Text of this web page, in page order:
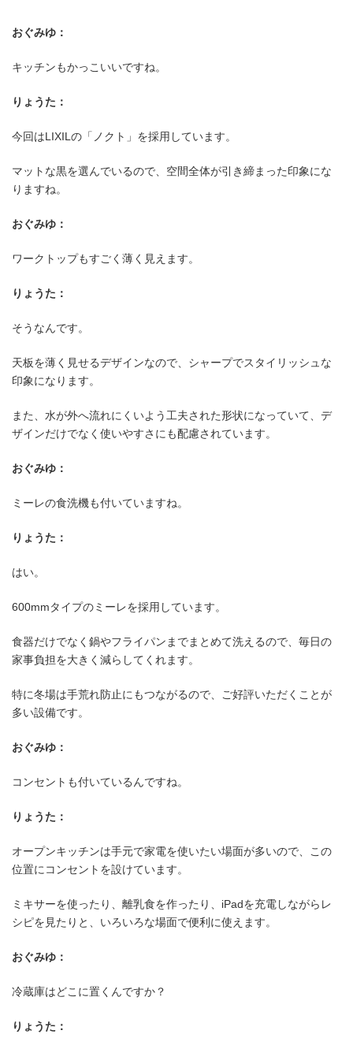
おぐみゆ：
キッチンもかっこいいですね。
りょうた：
今回はLIXILの「ノクト」を採用しています。
マットな黒を選んでいるので、空間全体が引き締まった印象にな
りますね。
おぐみゆ：
ワークトップもすごく薄く見えます。
りょうた：
そうなんです。
天板を薄く見せるデザインなので、シャープでスタイリッシュな
印象になります。
また、水が外へ流れにくいよう工夫された形状になっていて、デ
ザインだけでなく使いやすさにも配慮されています。
おぐみゆ：
ミーレの食洗機も付いていますね。
りょうた：
はい。
600mmタイプのミーレを採用しています。
食器だけでなく鍋やフライパンまでまとめて洗えるので、毎日の
家事負担を大きく減らしてくれます。
特に冬場は手荒れ防止にもつながるので、ご好評いただくことが
多い設備です。
おぐみゆ：
コンセントも付いているんですね。
りょうた：
オープンキッチンは手元で家電を使いたい場面が多いので、この
位置にコンセントを設けています。
ミキサーを使ったり、離乳食を作ったり、iPadを充電しながらレ
シピを見たりと、いろいろな場面で便利に使えます。
おぐみゆ：
冷蔵庫はどこに置くんですか？
りょうた：